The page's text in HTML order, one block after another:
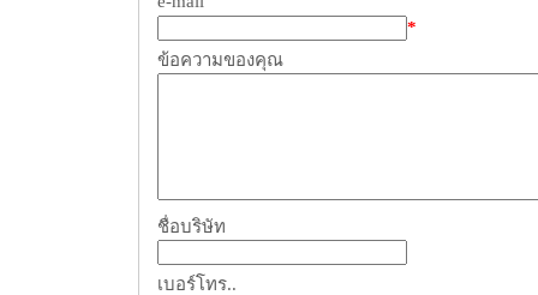
*
ข้อความของคุณ
ชื่อบริษัท
เบอร์โทร..